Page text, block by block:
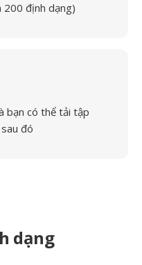
200 định dạng)
bạn có thể tải tập
đó
dạng